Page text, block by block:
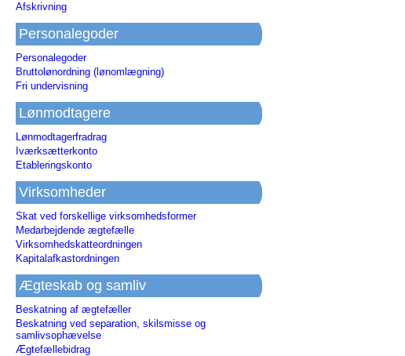
Afskrivning
Personalegoder
Personalegoder
Bruttolønordning (lønomlægning)
Fri undervisning
Lønmodtagere
Lønmodtagerfradrag
Iværksætterkonto
Etableringskonto
Virksomheder
Skat ved forskellige virksomhedsformer
Medarbejdende ægtefælle
Virksomhedskatteordningen
Kapitalafkastordningen
Ægteskab og samliv
Beskatning af ægtefæller
Beskatning ved separation, skilsmisse og
samlivsophævelse
Ægtefællebidrag